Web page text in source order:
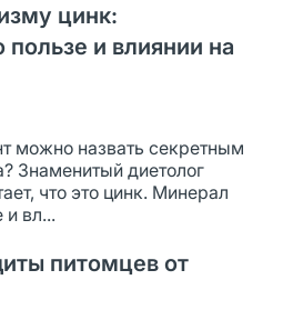
цинк:
пользе и влиянии на
можно назвать секретным
Знаменитый диетолог
что это цинк. Минерал
и вл...
питомцев от